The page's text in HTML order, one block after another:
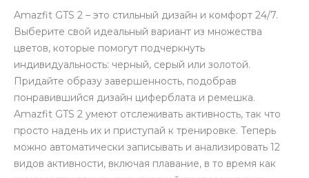
раз в 2 недели
Amazfit GTS 2 – это стильный дизайн и комфорт 24/7.
Выберите свой идеальный вариант из множества
цветов, которые помогут подчеркнуть
индивидуальность: черный, серый или золотой.
Придайте образу завершенность, подобрав
понравившийся дизайн циферблата и ремешка.
Amazfit GTS 2 умеют отслеживать активность, так что
просто надень их и приступай к тренировке. Теперь
можно автоматически записывать и анализировать 12
видов активности, включая плавание, в то время как